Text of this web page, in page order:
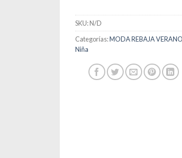
SKU:N/D
Categorías:MODA REBAJA
Niña